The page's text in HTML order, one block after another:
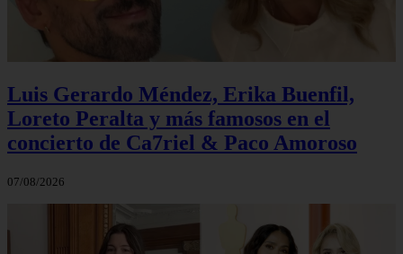
Luis Gerardo Méndez, Erika Buenfil,
Loreto Peralta y más famosos en el
concierto de Ca7riel & Paco Amoroso
07/08/2026